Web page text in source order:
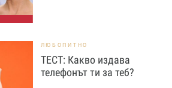
ЛЮБОПИТНО
ТЕСТ: Какво издава
телефонът ти за теб?